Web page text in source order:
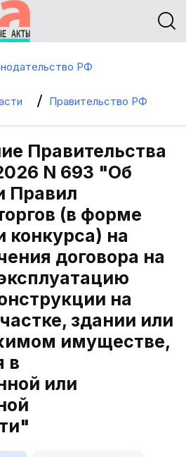
РФ
Правительство РФ
Правительства
N 693 "Об
Правил
(в форме
конкурса) на
договора на
на
здании или
имуществе,
в
или